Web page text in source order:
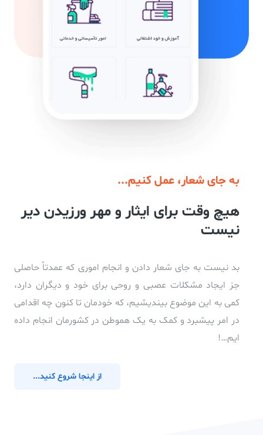
به جای شعار، عمل کنیم...
هیچ وقت برای ایثار و مهر ورزیدن دیر
نیست
بد نیست به جای شعار دادن و انجام اموری که عمدتاً حاصلی
جز ایجاد مشکلات عصبی و روحی برای خود و دیگران دارد،
کمی به این موضوع بیندیشیم، که خودمان تا کنون چه اقدامی
در امر پیشبرد و کمک به یک هموطن در کشورمان انجام داده
ایم…!
از اینجا شروع کنید...